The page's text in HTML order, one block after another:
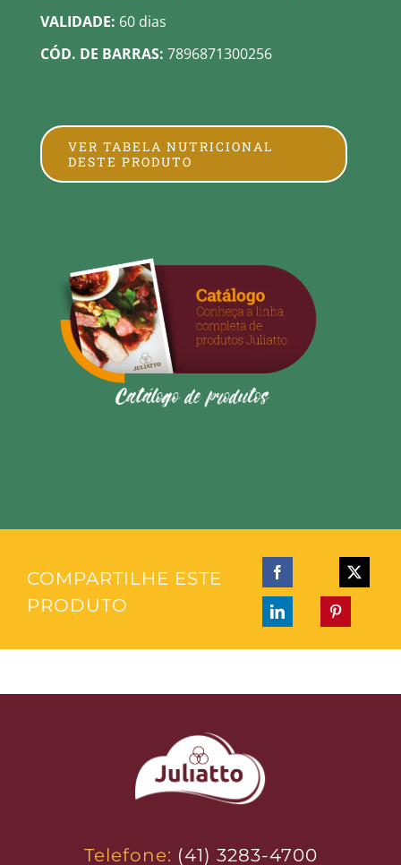
VALIDADE: 60 dias
CÓD. DE BARRAS: 7896871300256
VER TABELA NUTRICIONAL
DESTE PRODUTO
COMPARTILHE ESTE
PRODUTO
Telefone: (41) 3283-4700